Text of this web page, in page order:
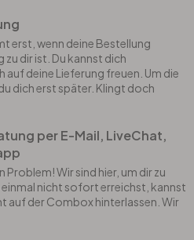
erst, wenn deine Bestellung
zu dir ist. Du kannst dich
auf deine Lieferung freuen. Um die
dich erst später. Klingt doch
per E-Mail, LiveChat,
Problem! Wir sind hier, um dir zu
einmal nicht sofort erreichst, kannst
auf der Combox hinterlassen. Wir